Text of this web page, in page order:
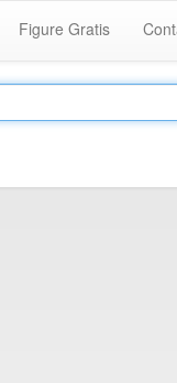
Figure Gratis